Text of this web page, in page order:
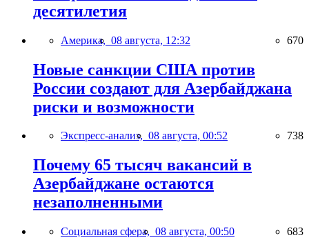
десятилетия
Америка, 08 августа, 12:32 670
Новые санкции США против
России создают для Азербайджана
риски и возможности
Экспресс-анализ, 08 августа, 00:52 738
Почему 65 тысяч вакансий в
Азербайджане остаются
незаполненными
Социальная сфера, 08 августа, 00:50 683